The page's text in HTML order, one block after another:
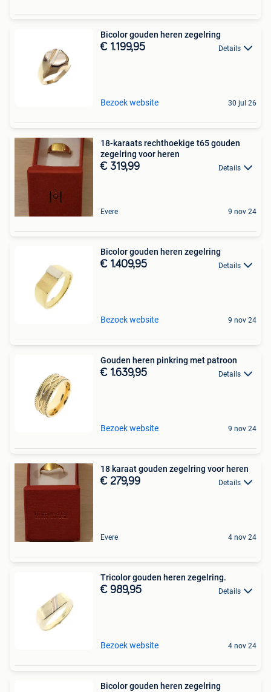
Bicolor gouden heren zegelring
€ 1.199,95 Details
Bezoek website 30 jul 26
18-karaats rechthoekige t65 gouden
zegelring voor heren
€ 319,99 Details
Evere 9 nov 24
Bicolor gouden heren zegelring
€ 1.409,95 Details
Bezoek website 9 nov 24
Gouden heren pinkring met patroon
€ 1.639,95 Details
Bezoek website 9 nov 24
18 karaat gouden zegelring voor heren
€ 279,99 Details
Evere 4 nov 24
Tricolor gouden heren zegelring.
€ 989,95 Details
Bezoek website 4 nov 24
Bicolor gouden heren zegelring